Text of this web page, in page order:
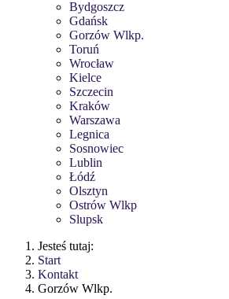
Bydgoszcz
Gdańsk
Gorzów Wlkp.
Toruń
Wrocław
Kielce
Szczecin
Kraków
Warszawa
Legnica
Sosnowiec
Lublin
Łódź
Olsztyn
Ostrów Wlkp
Slupsk
Jesteś tutaj:
Start
Kontakt
Gorzów Wlkp.